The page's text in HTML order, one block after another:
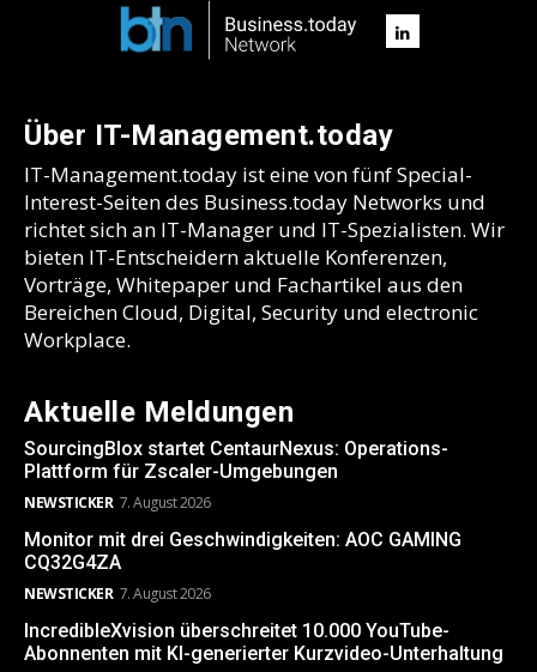
Über IT-Management.today
IT-Management.today ist eine von fünf Special-
Interest-Seiten des Business.today Networks und
richtet sich an IT-Manager und IT-Spezialisten. Wir
bieten IT-Entscheidern aktuelle Konferenzen,
Vorträge, Whitepaper und Fachartikel aus den
Bereichen Cloud, Digital, Security und electronic
Workplace.
Aktuelle Meldungen
SourcingBlox startet CentaurNexus: Operations-
Plattform für Zscaler-Umgebungen
NEWSTICKER 7. August 2026
Monitor mit drei Geschwindigkeiten: AOC GAMING
CQ32G4ZA
NEWSTICKER 7. August 2026
IncredibleXvision überschreitet 10.000 YouTube-
Abonnenten mit KI-generierter Kurzvideo-Unterhaltung